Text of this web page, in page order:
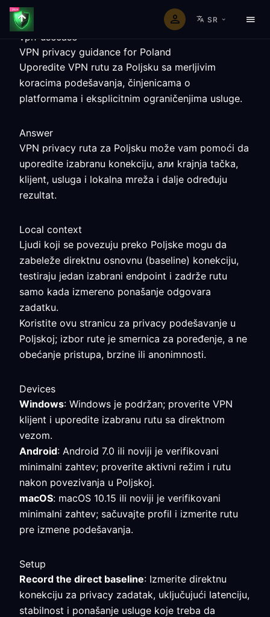
SR
vpn-usecase
VPN privacy guidance for Poland
Uporedite VPN rutu za Poljsku sa merljivim
koracima podešavanja, činjenicama o
platformama i eksplicitnim ograničenjima usluge.
Answer
VPN privacy ruta za Poljsku može vam pomoći da
uporedite izabranu konekciju, али krajnja tačka,
klijent, usluga i lokalna mreža i dalje određuju
rezultat.
Local context
Ljudi koji se povezuju preko Poljske mogu da
zabeleže direktnu osnovnu (baseline) konekciju,
testiraju jedan izabrani endpoint i zadrže rutu
samo kada izmereno ponašanje odgovara
zadatku.
Koristite ovu stranicu za privacy podešavanje u
Poljskoj; izbor rute je smernica za poređenje, a ne
obećanje pristupa, brzine ili anonimnosti.
Devices
Windows: Windows je podržan; proverite VPN
klijent i uporedite izabranu rutu sa direktnom
vezom.
Android: Android 7.0 ili noviji je verifikovani
minimalni zahtev; proverite aktivni režim i rutu
nakon povezivanja u Poljskoj.
macOS: macOS 10.15 ili noviji je verifikovani
minimalni zahtev; sačuvajte profil i izmerite rutu
pre izmene podešavanja.
Setup
Record the direct baseline: Izmerite direktnu
konekciju za privacy zadatak, uključujući latenciju,
stabilnost i ponašanje usluge koje treba da